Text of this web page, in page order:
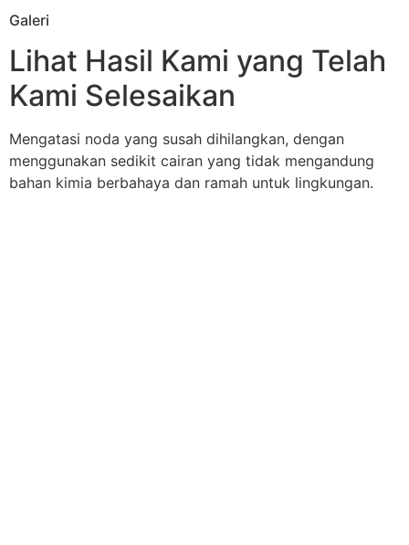
Galeri
Lihat Hasil Kami yang Telah
Kami Selesaikan
Mengatasi noda yang susah dihilangkan, dengan
menggunakan sedikit cairan yang tidak mengandung
bahan kimia berbahaya dan ramah untuk lingkungan.